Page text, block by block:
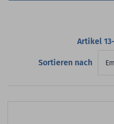
Artikel 13-
Sortieren nach